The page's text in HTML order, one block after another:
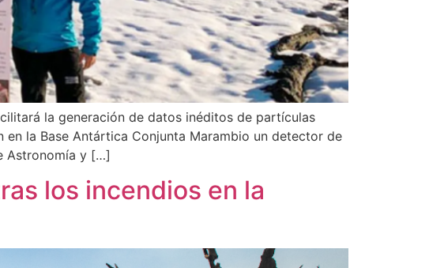
la generación de datos inéditos de partículas
la Base Antártica Conjunta Marambio un detector de
Astronomía y […]
los incendios en la